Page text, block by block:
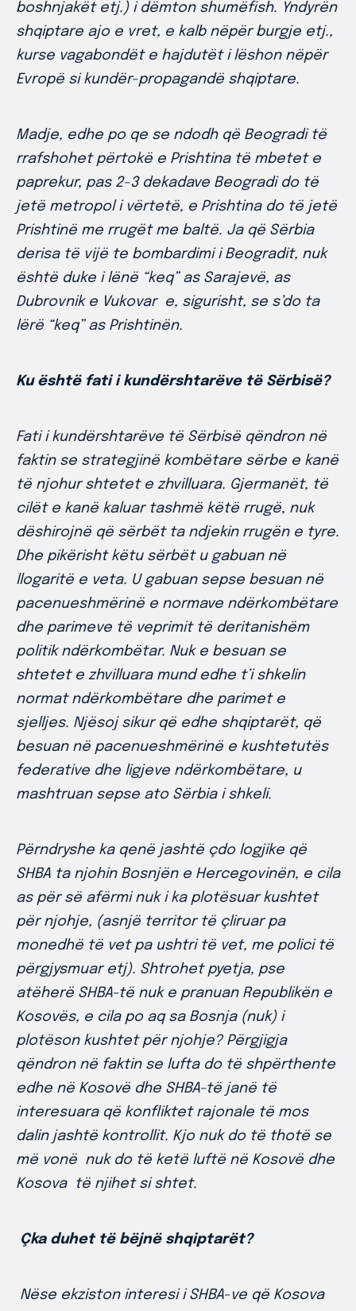
boshnjakët etj.) i dëmton shumëfish. Yndyrën
shqiptare ajo e vret, e kalb nëpër burgje etj.,
kurse vagabondët e hajdutët i lëshon nëpër
Evropë si kundër-propagandë shqiptare.
Madje, edhe po qe se ndodh që Beogradi të
rrafshohet përtokë e Prishtina të mbetet e
paprekur, pas 2-3 dekadave Beogradi do të
jetë metropol i vërtetë, e Prishtina do të jetë
Prishtinë me rrugët me baltë. Ja që Sërbia
derisa të vijë te bombardimi i Beogradit, nuk
është duke i lënë “keq” as Sarajevë, as
Dubrovnik e Vukovar e, sigurisht, se s’do ta
lërë “keq” as Prishtinën.
Ku është fati i kundërshtarëve të Sërbisë?
Fati i kundërshtarëve të Sërbisë qëndron në
faktin se strategjinë kombëtare sërbe e kanë
të njohur shtetet e zhvilluara. Gjermanët, të
cilët e kanë kaluar tashmë këtë rrugë, nuk
dëshirojnë që sërbët ta ndjekin rrugën e tyre.
Dhe pikërisht këtu sërbët u gabuan në
llogaritë e veta. U gabuan sepse besuan në
pacenueshmërinë e normave ndërkombëtare
dhe parimeve të veprimit të deritanishëm
politik ndërkombëtar. Nuk e besuan se
shtetet e zhvilluara mund edhe t’i shkelin
normat ndërkombëtare dhe parimet e
sjelljes. Njësoj sikur që edhe shqiptarët, që
besuan në pacenueshmërinë e kushtetutës
federative dhe ligjeve ndërkombëtare, u
mashtruan sepse ato Sërbia i shkeli.
Përndryshe ka qenë jashtë çdo logjike që
SHBA ta njohin Bosnjën e Hercegovinën, e cila
as për së afërmi nuk i ka plotësuar kushtet
për njohje, (asnjë territor të çliruar pa
monedhë të vet pa ushtri të vet, me polici të
përgjysmuar etj). Shtrohet pyetja, pse
atëherë SHBA-të nuk e pranuan Republikën e
Kosovës, e cila po aq sa Bosnja (nuk) i
plotëson kushtet për njohje? Përgjigja
qëndron në faktin se lufta do të shpërthente
edhe në Kosovë dhe SHBA-të janë të
interesuara që konfliktet rajonale të mos
dalin jashtë kontrollit. Kjo nuk do të thotë se
më vonë nuk do të ketë luftë në Kosovë dhe
Kosova të njihet si shtet.
Çka duhet të bëjnë shqiptarët?
Nëse ekziston interesi i SHBA-ve që Kosova